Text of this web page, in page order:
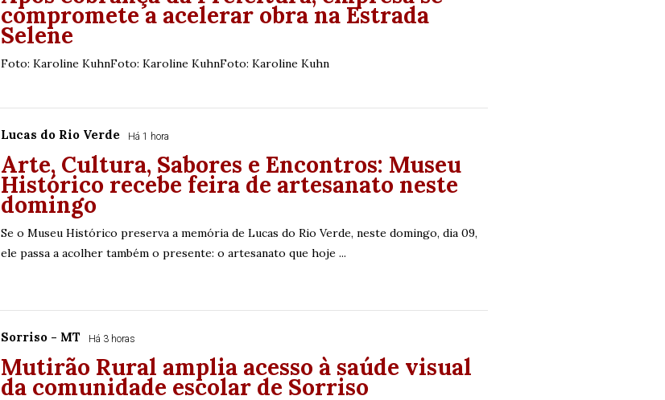
compromete a acelerar obra na Estrada
Selene
Foto: Karoline KuhnFoto: Karoline KuhnFoto: Karoline Kuhn
Lucas do Rio Verde Há 1 hora
Arte, Cultura, Sabores e Encontros: Museu
Histórico recebe feira de artesanato neste
domingo
Se o Museu Histórico preserva a memória de Lucas do Rio Verde, neste domingo, dia 09,
ele passa a acolher também o presente: o artesanato que hoje ...
Sorriso - MT Há 3 horas
Mutirão Rural amplia acesso à saúde visual
da comunidade escolar de Sorriso